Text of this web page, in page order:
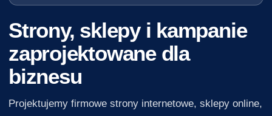
Strony, sklepy i kampanie
zaprojektowane dla
biznesu
Projektujemy firmowe strony internetowe, sklepy online,